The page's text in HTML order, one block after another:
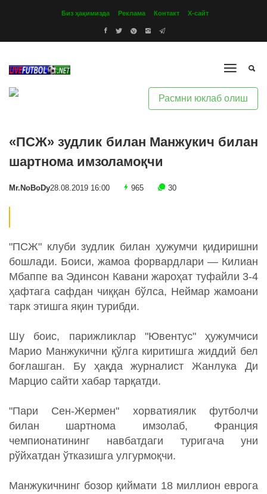
Биз ҳақимизда Реклама Контакт Х-сайт
Расмни юклаб олиш
«ПСЖ» зудлик билан Манжукич билан
шартнома имзоламоқчи
Mr.NoBoDy28.08.2019 16:00 965 30
"ПСЖ" клуби зудлик билан ҳужумчи қидиришни
бошлади. Боиси, жамоа форвардлари — Килиан
Мбаппе ва Эдинсон Кавани жароҳат туфайли 3-4
ҳафтага сафдан чиққан бўлса, Неймар жамоани
тарк этишга яқин турибди.
Шу боис, парижликлар "Ювентус" ҳужумчиси
Марио Манжукични қўлга киритишга жиддий бел
боғлашган. Бу ҳақда журналист Жанлука Ди
Марцио сайти хабар тарқатди.
"Пари Сен-Жермен" хорватиялик футболчи
билан шартнома имзолаб, Франция
чемпионатининг навбатдаги туригача уни
рўйхатдан ўтказишга улгурмоқчи.
Манжукичнинг бозор қиймати 18 миллион еврога